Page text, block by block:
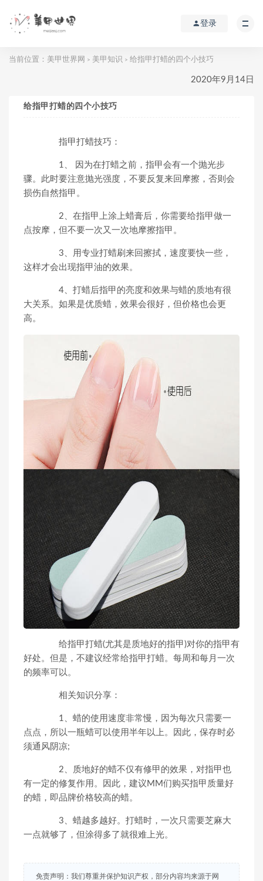
登录
当前位置： 美甲世界网 > 美甲知识 > 给指甲打蜡的四个小技巧
2020年9月14日
给指甲打蜡的四个小技巧
指甲打蜡技巧：
1、 因为在打蜡之前，指甲会有一个抛光步
骤。此时要注意抛光强度，不要反复来回摩擦，否则会
损伤自然指甲。
2、在指甲上涂上蜡膏后，你需要给指甲做一
点按摩，但不要一次又一次地摩擦指甲。
3、用专业打蜡刷来回擦拭，速度要快一些，
这样才会出现指甲油的效果。
4、打蜡后指甲的亮度和效果与蜡的质地有很
大关系。如果是优质蜡，效果会很好，但价格也会更
高。
给指甲打蜡(尤其是质地好的指甲)对你的指甲有
好处。但是，不建议经常给指甲打蜡。每周和每月一次
的频率可以。
相关知识分享：
1、蜡的使用速度非常慢，因为每次只需要一
点点，所以一瓶蜡可以使用半年以上。因此，保存时必
须通风阴凉;
2、质地好的蜡不仅有修甲的效果，对指甲也
有一定的修复作用。因此，建议MM们购买指甲质量好
的蜡，即品牌价格较高的蜡。
3、蜡越多越好。打蜡时，一次只需要芝麻大
一点就够了，但涂得多了就很难上光。
免责声明：我们尊重并保护知识产权，部分内容均来源于网